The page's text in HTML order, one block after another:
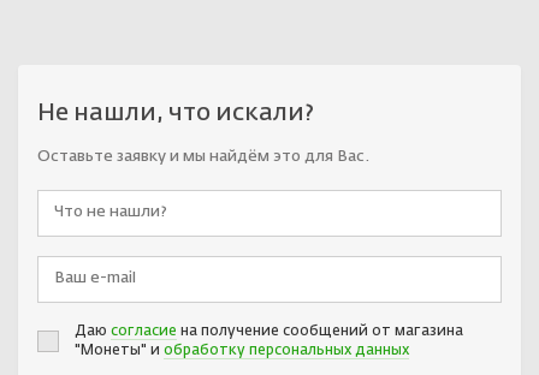
Не нашли, что искали?
Оставьте заявку и мы найдём это для Вас.
Даю согласие на получение сообщений от магазина
"Монеты" и обработку персональных данных